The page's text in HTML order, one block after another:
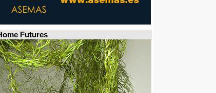
Futures